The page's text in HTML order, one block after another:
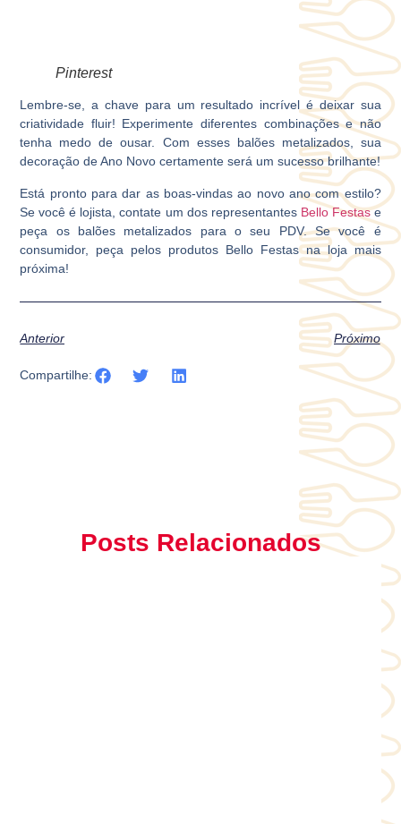
Pinterest
Lembre-se, a chave para um resultado incrível é deixar sua
criatividade fluir! Experimente diferentes combinações e não
tenha medo de ousar. Com esses balões metalizados, sua
decoração de Ano Novo certamente será um sucesso brilhante!
Está pronto para dar as boas-vindas ao novo ano com estilo?
Se você é lojista, contate um dos representantes Bello Festase
peça os balões metalizados para o seu PDV. Se você é
consumidor, peça pelos produtos Bello Festas na loja mais
próxima!
Anterior Próximo
Compartilhe:
Posts Relacionados